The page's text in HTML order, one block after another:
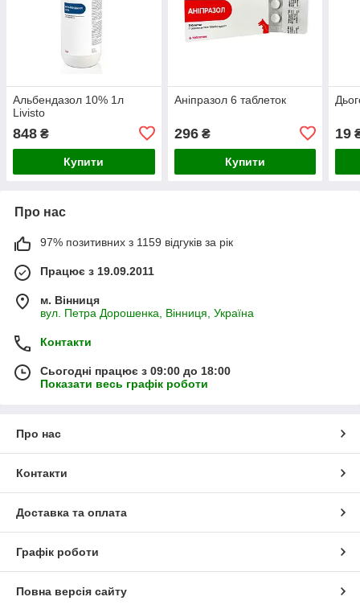
Альбендазол 10% 1л
Livisto
848 ₴
Купити
Аніпразол 6 таблеток
296₴
Купити
19
Про нас
97% позитивних з 1159 відгуків за рік
Працює з 19.09.2011
м. Вінниця
вул. Петра Дорошенка, Вінниця, Україна
Контакти
Сьогодні працює з 09:00 до 18:00
Показати весь графік роботи
Про нас
Контакти
Доставка та оплата
Графік роботи
Повна версія сайту